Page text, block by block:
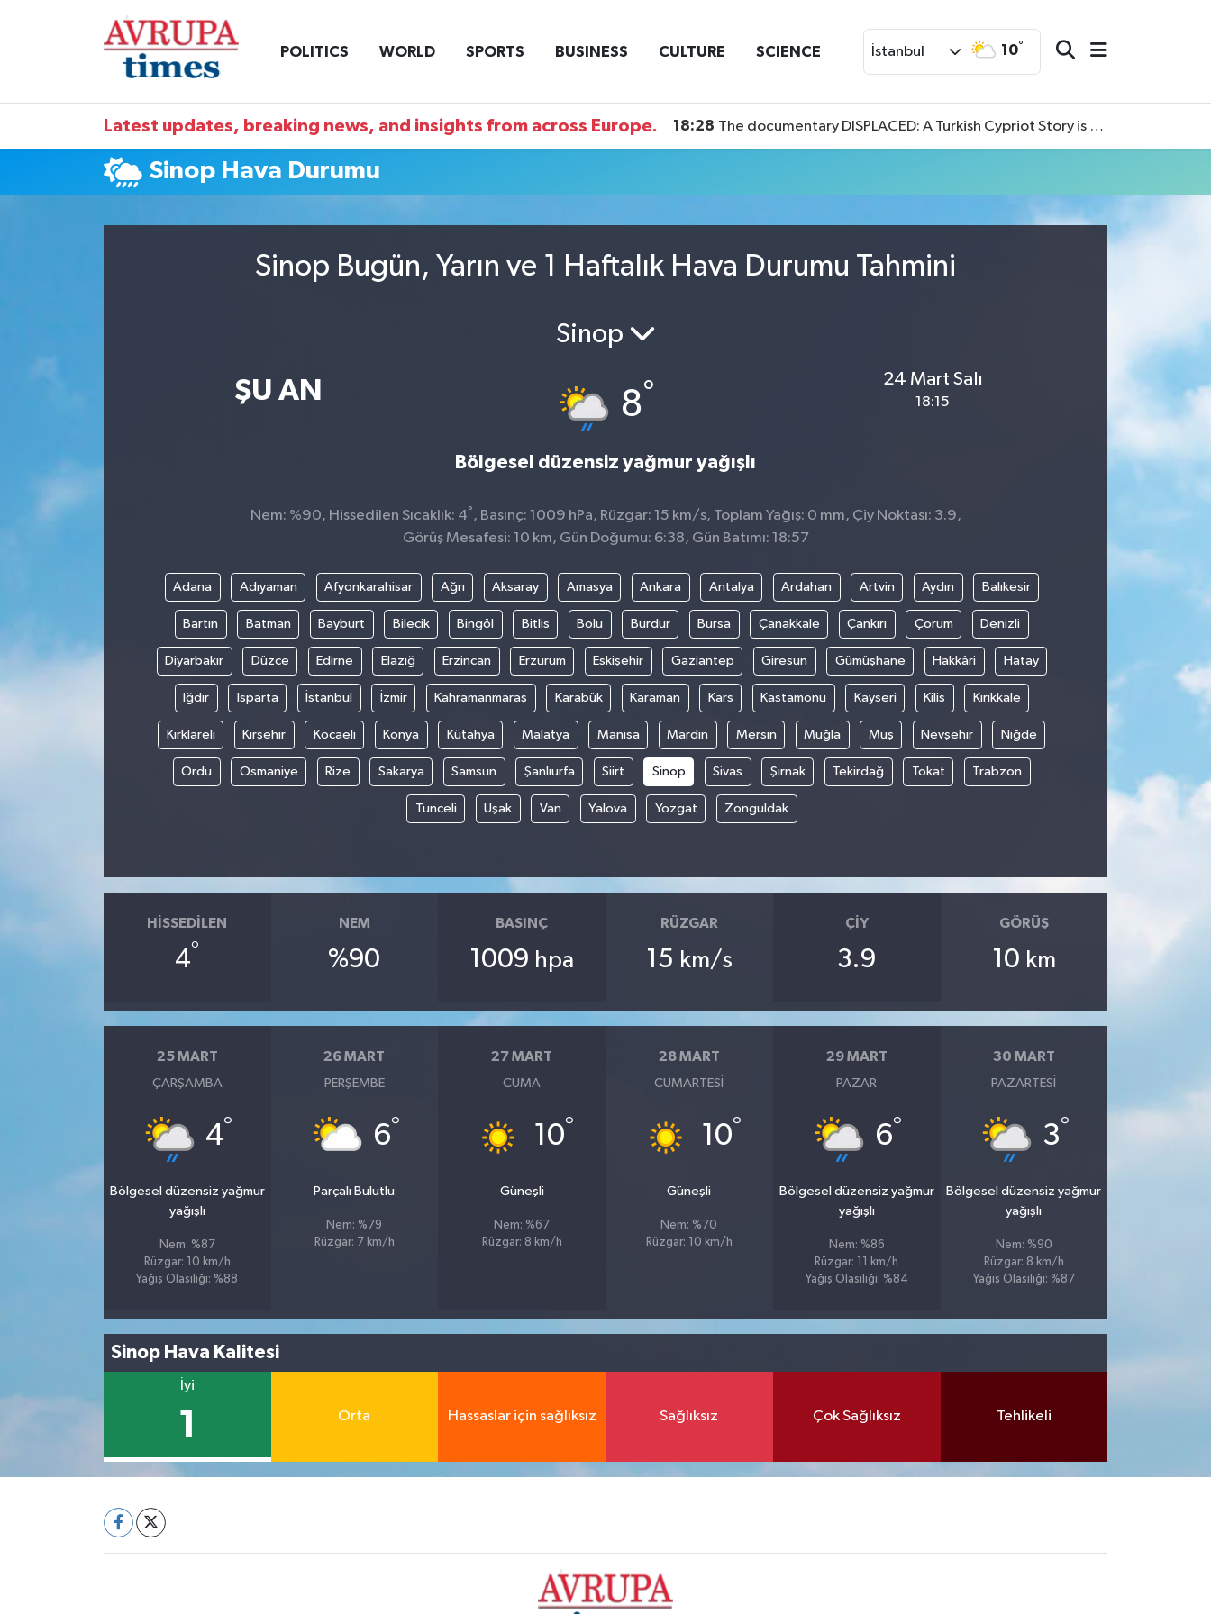
POLITICS WORLD SPORTS BUSINESS CULTURE SCIENCE İstanbul 10°
Latest updates, breaking news, and insights from across Europe.
Sinop Hava Durumu
Sinop Bugün, Yarın ve 1 Haftalık Hava Durumu Tahmini
ŞU AN
Sinop
8°
Bölgesel düzensiz yağmur yağışlı
24 Mart Salı
18:15
Nem: %90, Hissedilen Sıcaklık: 4° , Basınç: 1009 hPa, Rüzgar: 15 km/s, Toplam Yağış: 0 mm, Çiy Noktası: 3.9,
Görüş Mesafesi: 10 km, Gün Doğumu: 6:38, Gün Batımı: 18:57
Adana Adıyaman Afyonkarahisar Ağrı Aksaray Amasya Ankara Antalya Ardahan Artvin Aydın Balıkesir
Bartın Batman Bayburt Bilecik Bingöl Bitlis Bolu Burdur Bursa Çanakkale Çankırı Çorum Denizli
Diyarbakır Düzce Edirne Elazığ Erzincan Erzurum Eskişehir Gaziantep Giresun Gümüşhane Hakkâri Hatay
Iğdır Isparta İstanbul İzmir Kahramanmaraş Karabük Karaman Kars Kastamonu Kayseri Kilis Kırıkkale
Kırklareli Kırşehir Kocaeli Konya Kütahya Malatya Manisa Mardin Mersin Muğla Muş Nevşehir Niğde
Ordu Osmaniye Rize Sakarya Samsun Şanlıurfa Siirt Sinop Sivas Şırnak Tekirdağ Tokat Trabzon
Tunceli Uşak Van Yalova Yozgat Zonguldak
HISSEDILEN
4°
NEM
%90
BASINÇ
1009 hpa
RÜZGAR
15 km/s
ÇIY
3.9
GÖRÜŞ
10 km
25 MART
ÇARŞAMBA
4°
Bölgesel düzensiz yağmur
yağışlı
Nem: %87
Rüzgar: 10 km/h
Yağış Olasılığı: %88
26 MART
PERŞEMBE
6°
Parçalı Bulutlu
Nem: %79
Rüzgar: 7 km/h
27 MART
CUMA
10°
Güneşli
Nem: %67
Rüzgar: 8 km/h
28 MART
CUMARTESI
10°
Güneşli
Nem: %70
Rüzgar: 10 km/h
29 MART
PAZAR
6°
Bölgesel düzensiz yağmur
yağışlı
Nem: %86
Rüzgar: 11 km/h
Yağış Olasılığı: %84
30 MART
PAZARTESI
3°
Bölgesel düzensiz yağmur
yağışlı
Nem: %90
Rüzgar: 8 km/h
Yağış Olasılığı: %87
Sinop Hava Kalitesi
İyi
1 Orta Hassaslar için sağlıksız Sağlıksız Çok Sağlıksız Tehlikeli
Nöbetçi Eczaneler
Namaz Vakitleri
Süper Lig Puan Durumu ve Fikstür